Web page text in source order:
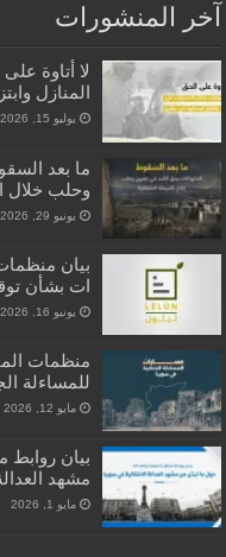
آخر المنشورات
لا أتاوة
المنازل
يوليو 15, 2026
ما بعد
وحلب خلال
يونيو 29, 2026
بيان
ات بشأن
يونيو 16, 2026
منظمات
للمساءلة
مايو 12, 2026
بيان روابط
مشهد
مايو 1, 2026